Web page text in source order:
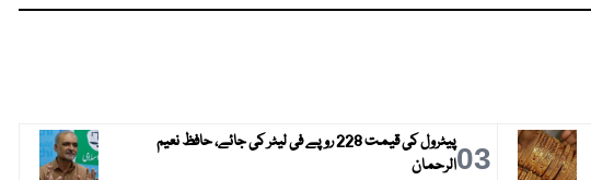
03
پیٹرول کی قیمت 228 روپے فی لیٹر کی جائے، حافظ نعیم
الرحمان